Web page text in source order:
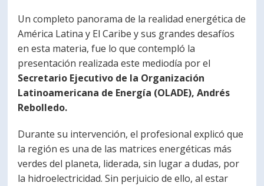
Estudiantes Egresados
Un completo panorama de la realidad energética de
América Latina y El Caribe y sus grandes desafíos
en esta materia, fue lo que contempló la
presentación realizada este mediodía por el
Secretario Ejecutivo de la Organización
Latinoamericana de Energía (OLADE), Andrés
Rebolledo.
Durante su intervención, el profesional explicó que
la región es una de las matrices energéticas más
verdes del planeta, liderada, sin lugar a dudas, por
la hidroelectricidad. Sin perjuicio de ello, al estar